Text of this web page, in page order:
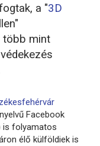
a "3D
több mint
Facebook
is folyamatos
élő külföldiek is